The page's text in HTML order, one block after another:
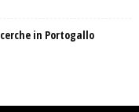
in Portogallo